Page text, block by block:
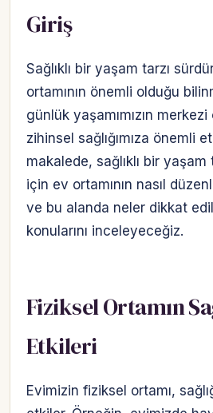
Giriş
Sağlıklı bir yaşam tarzı
ortamının önemli olduğu
günlük yaşamımızın
zihinsel sağlığımıza önemli
makalede, sağlıklı bir yaşam
için ev ortamının nasıl
ve bu alanda neler dikkat
konularını inceleyeceğiz.
Fiziksel Ortamın
Etkileri
Evimizin fiziksel ortamı,